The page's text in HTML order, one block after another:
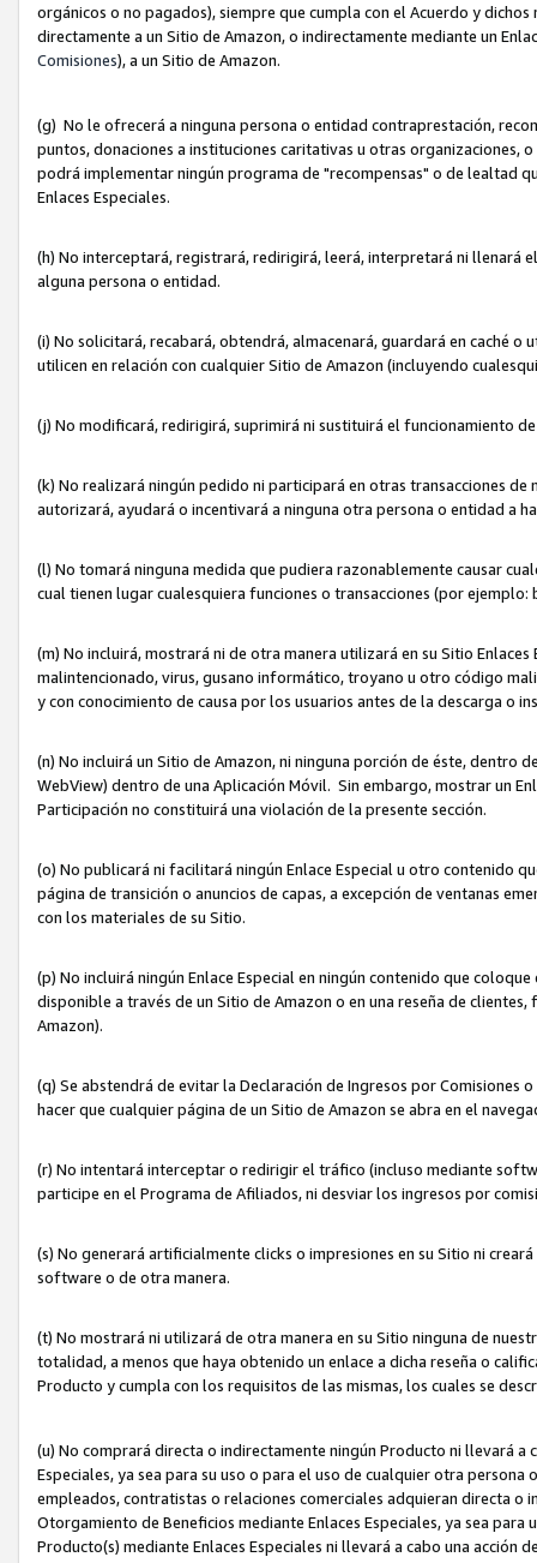
orgánicos o no pagados), siempre que cumpla con el Acuerdo y
directamente a un Sitio de Amazon, o indirectamente mediante un
Comisiones), a un Sitio de Amazon.
(g) No le ofrecerá a ninguna persona o entidad contraprestación,
puntos, donaciones a instituciones caritativas u otras organizaciones,
podrá implementar ningún programa de "recompensas" o de lealtad
Enlaces Especiales.
(h) No interceptará, registrará, redirigirá, leerá, interpretará ni
alguna persona o entidad.
(i) No solicitará, recabará, obtendrá, almacenará, guardará en caché
utilicen en relación con cualquier Sitio de Amazon (incluyendo
(j) No modificará, redirigirá, suprimirá ni sustituirá el funcionamiento
(k) No realizará ningún pedido ni participará en otras transacciones
autorizará, ayudará o incentivará a ninguna otra persona o entidad a
(l) No tomará ninguna medida que pudiera razonablemente causar
cual tienen lugar cualesquiera funciones o transacciones (por
(m) No incluirá, mostrará ni de otra manera utilizará en su Sitio
malintencionado, virus, gusano informático, troyano u otro código
y con conocimiento de causa por los usuarios antes de la descarga
(n) No incluirá un Sitio de Amazon, ni ninguna porción de éste,
WebView) dentro de una Aplicación Móvil. Sin embargo, mostrar un
Participación no constituirá una violación de la presente sección.
(o) No publicará ni facilitará ningún Enlace Especial u otro contenido
página de transición o anuncios de capas, a excepción de ventanas
con los materiales de su Sitio.
(p) No incluirá ningún Enlace Especial en ningún contenido que
disponible a través de un Sitio de Amazon o en una reseña de
Amazon).
(q) Se abstendrá de evitar la Declaración de Ingresos por
hacer que cualquier página de un Sitio de Amazon se abra en el
(r) No intentará interceptar o redirigir el tráfico (incluso mediante
participe en el Programa de Afiliados, ni desviar los ingresos por
(s) No generará artificialmente clicks o impresiones en su Sitio ni
software o de otra manera.
(t) No mostrará ni utilizará de otra manera en su Sitio ninguna de
totalidad, a menos que haya obtenido un enlace a dicha reseña o
Producto y cumpla con los requisitos de las mismas, los cuales se
(u) No comprará directa o indirectamente ningún Producto ni llevará a
Especiales, ya sea para su uso o para el uso de cualquier otra
empleados, contratistas o relaciones comerciales adquieran directa o
Otorgamiento de Beneficios mediante Enlaces Especiales, ya sea
Producto(s) mediante Enlaces Especiales ni llevará a cabo una